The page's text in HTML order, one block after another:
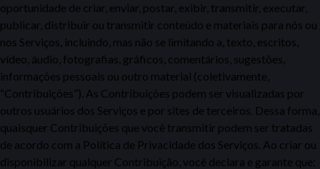
oportunidade de criar, enviar, postar, exibir, transmitir, executar,
publicar, distribuir ou transmitir conteúdo e materiais para nós ou
nos Serviços, incluindo, mas não se limitando a, texto, escritos,
vídeo, áudio, fotografias, gráficos, comentários, sugestões,
informações pessoais ou outro material (coletivamente,
“Contribuições”). As Contribuições podem ser visualizadas por
outros usuários dos Serviços e por sites de terceiros. Dessa forma,
quaisquer Contribuições que você transmitir podem ser tratadas
de acordo com a Política de Privacidade dos Serviços. Ao criar ou
disponibilizar qualquer Contribuição, você declara e garante que: